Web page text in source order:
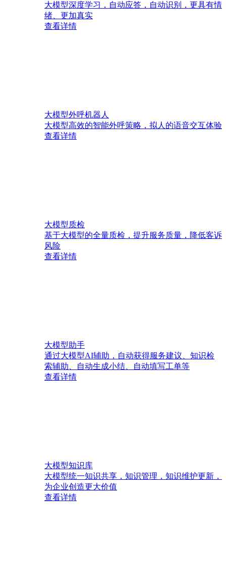
大模型深度学习，自动应答，自动识别，更具有情
绪、更加真实
查看详情
大模型外呼机器人
大模型高效的智能外呼策略，拟人的语音交互体验
查看详情
大模型质检
基于大模型的全量质检，提升服务质量，降低客诉
风险
查看详情
大模型助手
通过大模型AI辅助，自动获得服务建议、知识检
索辅助、自动生成小结、自动填写工单等
查看详情
大模型知识库
大模型统一知识共享，知识管理，知识维护更新，
为企业创造更大价值
查看详情